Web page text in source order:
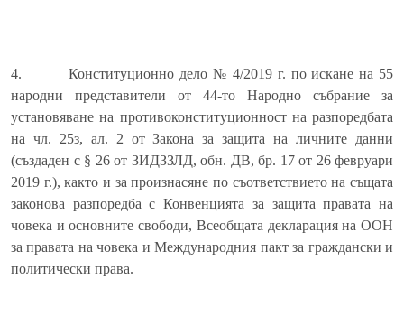
4.
Конституционно дело № 4/2019 г. по искане на 55
народни представители от 44-то Народно събрание за
установяване на противоконституционност на разпоредбата
на чл. 25з, ал. 2 от Закона за защита на личните данни
(създаден с § 26 от ЗИДЗЗЛД, обн. ДВ, бр. 17 от 26 февруари
2019 г.), както и за произнасяне по съответствието на същата
законова разпоредба с Конвенцията за защита правата на
човека и основните свободи, Всеобщата декларация на ООН
за правата на човека и Международния пакт за граждански и
политически права.